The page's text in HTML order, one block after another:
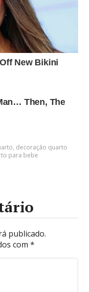
, decoração quarto
para bebe
publicado.
com*